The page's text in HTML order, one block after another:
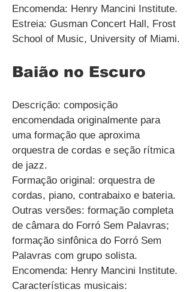
Encomenda: Henry Mancini Institute.
Estreia: Gusman Concert Hall, Frost
School of Music, University of Miami.
Baião no Escuro
Descrição: composição
encomendada originalmente para
uma formação que aproxima
orquestra de cordas e seção rítmica
de jazz.
Formação original: orquestra de
cordas, piano, contrabaixo e bateria.
Outras versões: formação completa
de câmara do Forró Sem Palavras;
formação sinfônica do Forró Sem
Palavras com grupo solista.
Encomenda: Henry Mancini Institute.
Características musicais: